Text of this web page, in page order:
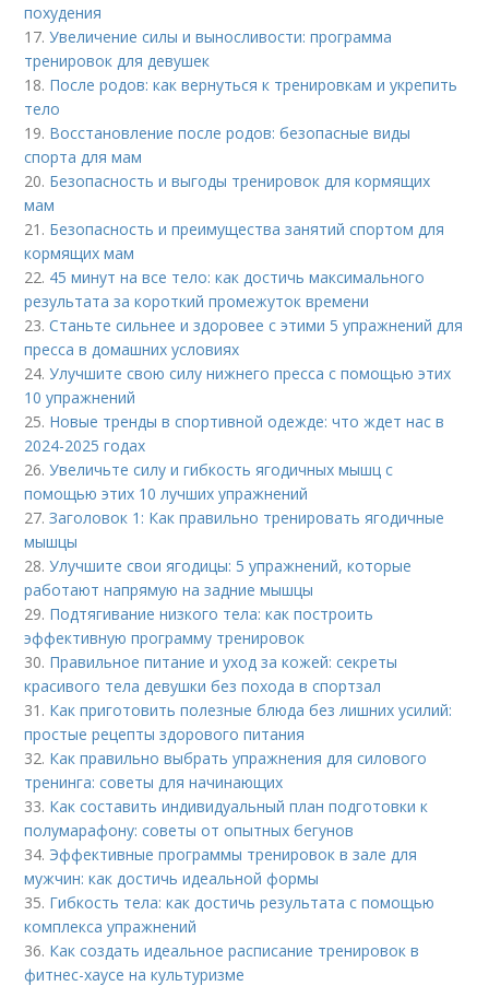
похудения
17.Увеличение силы и выносливости: программа
тренировок для девушек
18. После родов: как вернуться к тренировкам и укрепить
тело
19. Восстановление после родов: безопасные виды
спорта для мам
20. Безопасность и выгоды тренировок для кормящих
мам
21. Безопасность и преимущества занятий спортом для
кормящих мам
22. 45 минут на все тело: как достичь максимального
результата за короткий промежуток времени
23.Станьте сильнее и здоровее с этими 5 упражнений для
пресса в домашних условиях
24.Улучшите свою силу нижнего пресса с помощью этих
10 упражнений
25. Новые тренды в спортивной одежде: что ждет нас в
2024-2025 годах
26.Увеличьте силу и гибкость ягодичных мышц с
помощью этих 10 лучших упражнений
27.Заголовок 1: Как правильно тренировать ягодичные
мышцы
28.Улучшите свои ягодицы: 5 упражнений, которые
работают напрямую на задние мышцы
29. Подтягивание низкого тела: как построить
эффективную программу тренировок
30. Правильное питание и уход за кожей: секреты
красивого тела девушки без похода в спортзал
31. Как приготовить полезные блюда без лишних усилий:
простые рецепты здорового питания
32. Как правильно выбрать упражнения для силового
тренинга: советы для начинающих
33. Как составить индивидуальный план подготовки к
полумарафону: советы от опытных бегунов
34. Эффективные программы тренировок в зале для
мужчин: как достичь идеальной формы
35. Гибкость тела: как достичь результата с помощью
комплекса упражнений
36. Как создать идеальное расписание тренировок в
фитнес-хаусе на культуризме